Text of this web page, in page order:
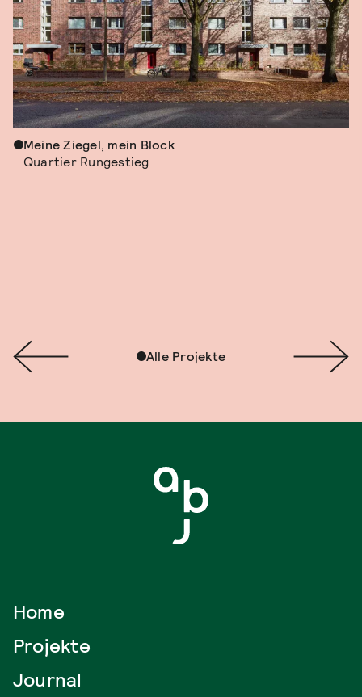
Meine Ziegel, mein Block
Quartier Rungestieg
Alle Projekte
Home
Projekte
Journal